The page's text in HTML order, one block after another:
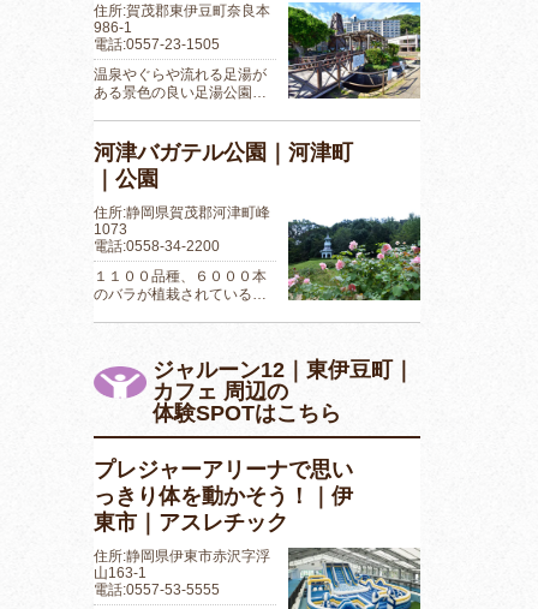
住所:賀茂郡東伊豆町奈良本
986-1
電話:0557-23-1505
温泉やぐらや流れる足湯が
ある景色の良い足湯公園…
河津バガテル公園｜河津町
｜公園
住所:静岡県賀茂郡河津町峰
1073
電話:0558-34-2200
１１００品種、６０００本
のバラが植栽されている…
ジャルーン12｜東伊豆町｜
カフェ 周辺の
体験SPOTはこちら
プレジャーアリーナで思い
っきり体を動かそう！｜伊
東市｜アスレチック
住所:静岡県伊東市赤沢字浮
山163-1
電話:0557-53-5555